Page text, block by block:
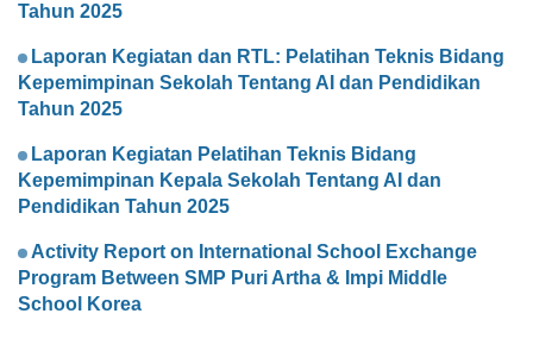
Tahun 2025
Laporan Kegiatan dan RTL: Pelatihan Teknis Bidang
Kepemimpinan Sekolah Tentang AI dan Pendidikan
Tahun 2025
Laporan Kegiatan Pelatihan Teknis Bidang
Kepemimpinan Kepala Sekolah Tentang AI dan
Pendidikan Tahun 2025
Activity Report on International School Exchange
Program Between SMP Puri Artha & Impi Middle
School Korea